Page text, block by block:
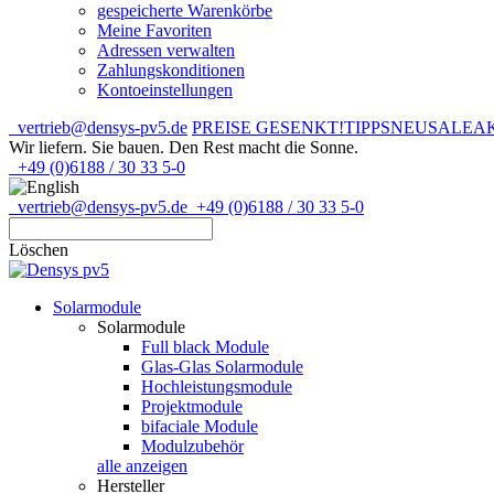
gespeicherte Warenkörbe
Meine Favoriten
Adressen verwalten
Zahlungskonditionen
Kontoeinstellungen
vertrieb@densys-pv5.de PREISE GESENKT!TIPPSNEUSALE
Wir liefern. Sie bauen. Den Rest macht die Sonne.
+49 (0)6188 / 30 33 5-0
vertrieb@densys-pv5.de +49 (0)6188 / 30 33 5-0
Löschen
Solarmodule
Solarmodule
Full black Module
Glas-Glas Solarmodule
Hochleistungsmodule
Projektmodule
bifaciale Module
Modulzubehör
alle anzeigen
Hersteller